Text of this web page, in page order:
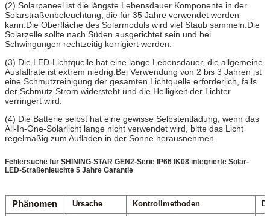
(2) Solarpaneel ist die längste Lebensdauer Komponente in der
Solarstraßenbeleuchtung, die für 35 Jahre verwendet werden
kann.Die Oberfläche des Solarmoduls wird viel Staub sammeln.Die
Solarzelle sollte nach Süden ausgerichtet sein und bei
Schwingungen rechtzeitig korrigiert werden.
(3) Die LED-Lichtquelle hat eine lange Lebensdauer, die allgemeine
Ausfallrate ist extrem niedrig.Bei Verwendung von 2 bis 3 Jahren ist
eine Schmutzreinigung der gesamten Lichtquelle erforderlich, falls
der Schmutz Strom widersteht und die Helligkeit der Lichter
verringert wird.
(4) Die Batterie selbst hat eine gewisse Selbstentladung, wenn das
All-In-One-Solarlicht lange nicht verwendet wird, bitte das Licht
regelmäßig zum Aufladen in der Sonne herausnehmen.
Fehlersuche für SHINING-STAR GEN2-Serie IP66 IK08 integrierte Solar-
LED-Straßenleuchte 5 Jahre Garantie
Phänomen Ursache Kontrollmethoden